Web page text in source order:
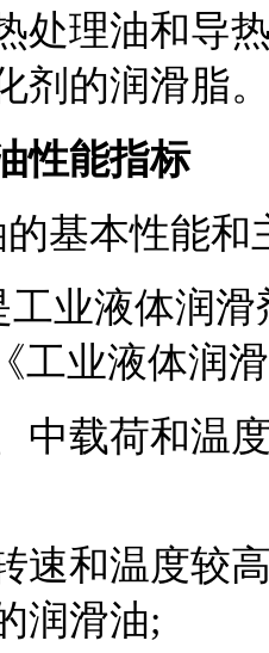
处理油和导
剂的润滑脂
性能指标
基本性能
工业液体润
工业液体润
中载荷和温
速和温度较
润滑油;